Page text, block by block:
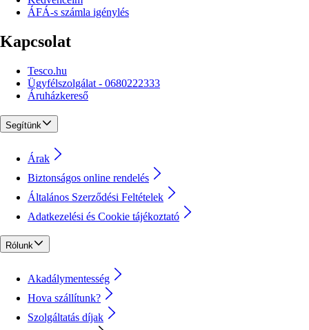
ÁFÁ-s számla igénylés
Kapcsolat
Tesco.hu
Ügyfélszolgálat - 0680222333
Áruházkereső
Segítünk
Árak
Biztonságos online rendelés
Általános Szerződési Feltételek
Adatkezelési és Cookie tájékoztató
Rólunk
Akadálymentesség
Hova szállítunk?
Szolgáltatás díjak